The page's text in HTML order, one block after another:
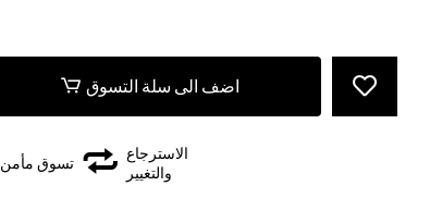
اضف الى سلة التسوق
تسوق مأمن
الاسترجاع
والتغيير